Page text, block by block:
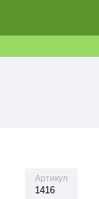
Артикул
1416